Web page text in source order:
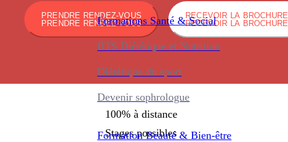
Formations Santé & Social
BTS Diététique et Nutrition
Diététique du sport
Devenir sophrologue
Formation Beauté & Bien-être
PRENDRE RENDEZ-VOUS
PRENDRE RENDEZ-VOUS
RECEVOIR LA BROCHURE
RECEVOIR LA BROCHURE
100% à distance
Stages possibles